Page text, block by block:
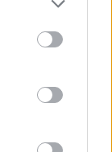
„Hajduk“